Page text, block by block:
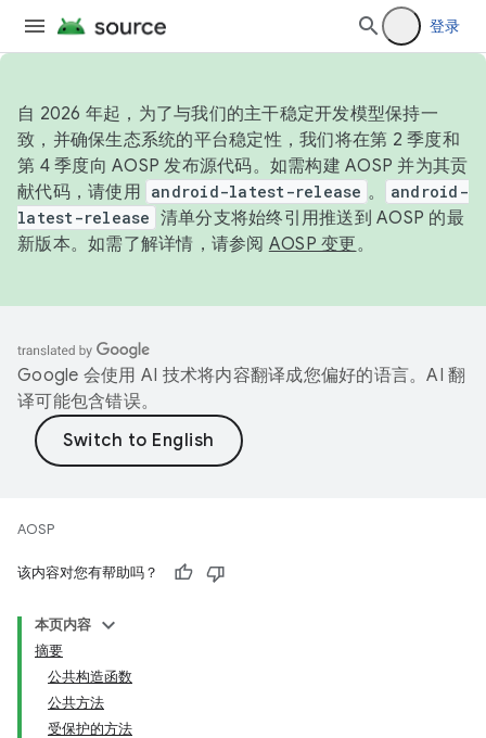
登录
自 2026 年起，为了与我们的主干稳定开发模型保持一
致，并确保生态系统的平台稳定性，我们将在第 2 季度和
第 4 季度向 AOSP 发布源代码。如需构建 AOSP 并为其贡
献代码，请使用 android-latest-release 。
android-
latest-release 清单分支将始终引用推送到 AOSP 的最
新版本。如需了解详情，请参阅 AOSP 变更。
Google 会使用 AI 技术将内容翻译成您偏好的语言。AI 翻
译可能包含错误。
AOSP
该内容对您有帮助吗？
本页内容
摘要
公共构造函数
公共方法
受保护的方法